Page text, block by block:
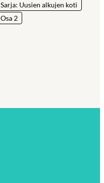
Sarja: Uusien alkujen koti
Osa 2